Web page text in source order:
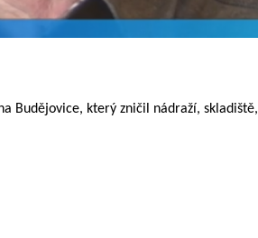
Budějovice, který zničil nádraží, skladiště,